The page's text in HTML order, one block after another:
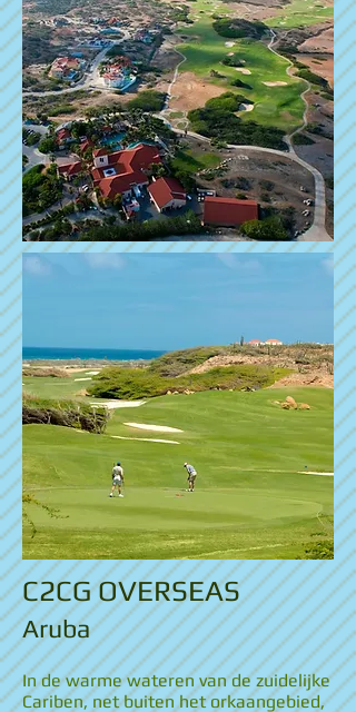
C2CG OVERSEAS
Aruba
In de warme wateren van de zuidelijke
Cariben, net buiten het orkaangebied,